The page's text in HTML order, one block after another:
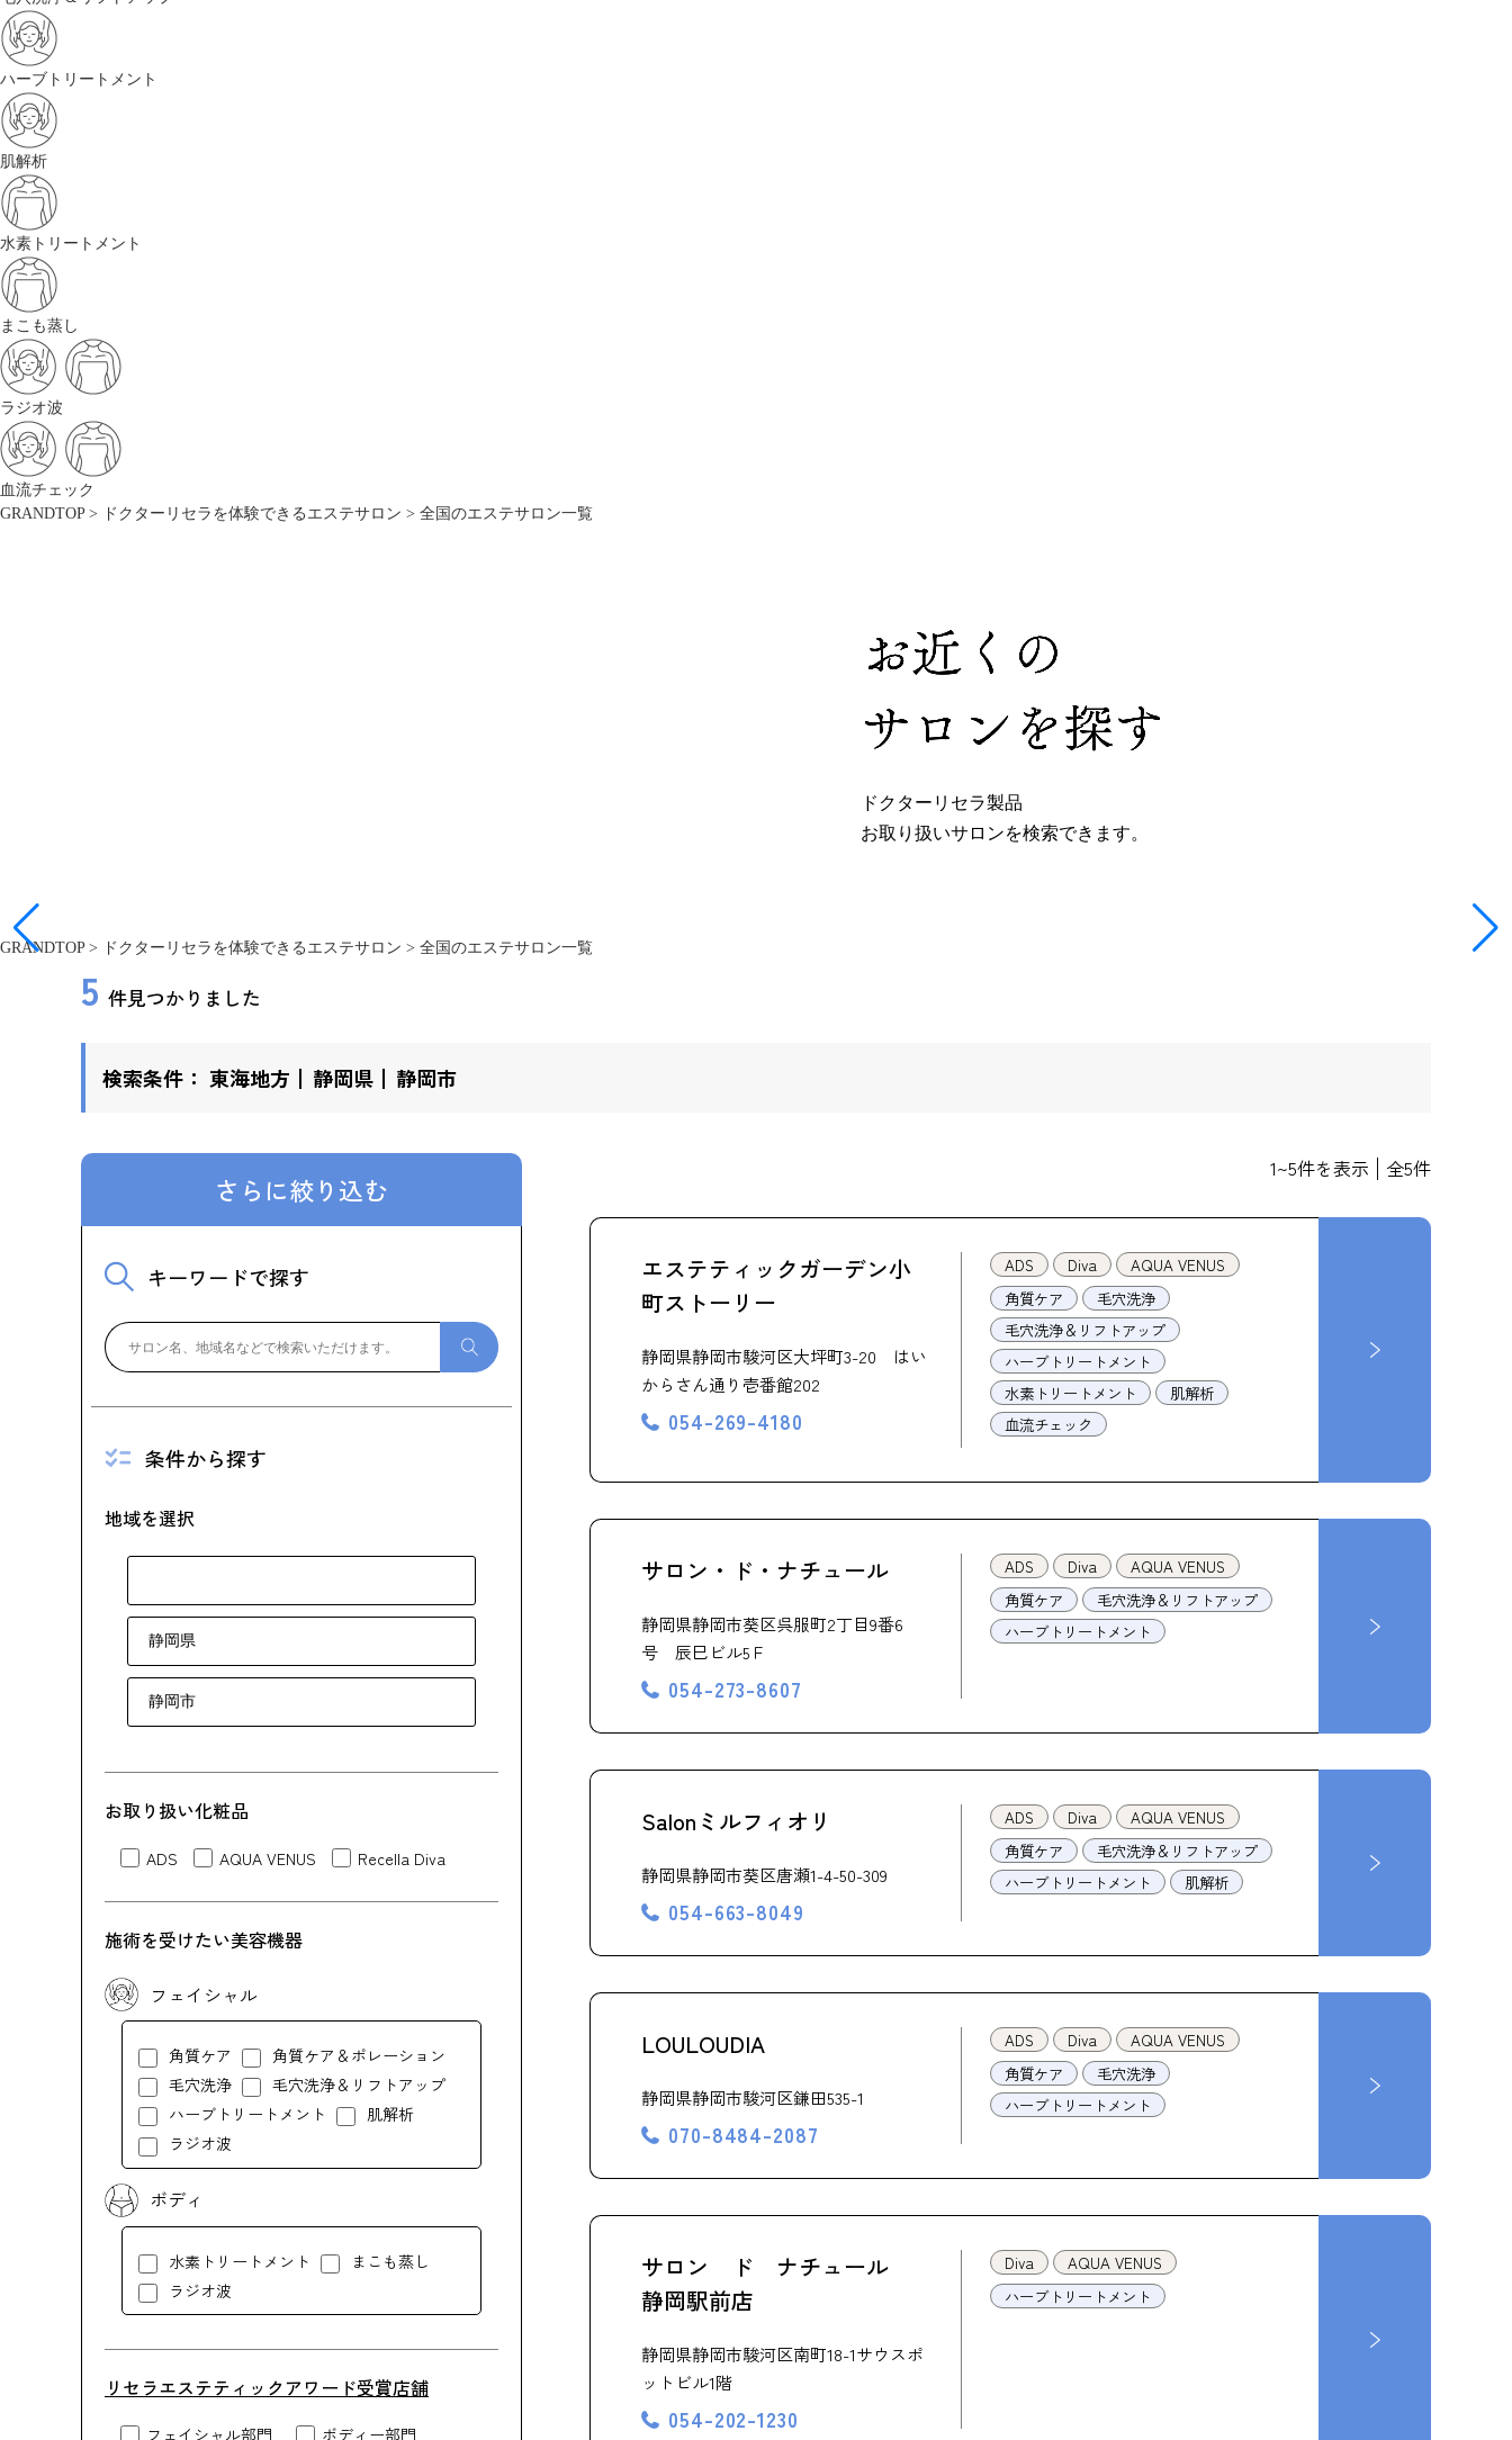
ハーブトリートメント
肌解析
水素トリートメント
まこも蒸し
ラジオ波
血流チェック
GRANDTOP> ドクターリセラを体験できるエステサロン > 全国のエステサロン一覧
お近くの
サロンを探す
ドクターリセラ製品
お取り扱いサロンを検索できます。
GRANDTOP> ドクターリセラを体験できるエステサロン > 全国のエステサロン一覧
5 件見つかりました
検索条件： 東海地方 静岡県 静岡市
さらに絞り込む
キーワードで探す
条件から探す
地域を選択
お取り扱い化粧品
ADS AQUA VENUS Recella Diva
施術を受けたい美容機器
フェイシャル
角質ケア
角質ケア＆ポレーション
毛穴洗浄
毛穴洗浄＆リフトアップ
ハーブトリートメント
肌解析
ラジオ波
ボディ
水素トリートメント
まこも蒸し
ラジオ波
リセラエステティックアワード受賞店舗
フェイシャル部門 ボディー部門
1~5件を表示 全5件
エステティックガーデン小
町ストーリー
静岡県静岡市駿河区大坪町3-20 はい
からさん通り壱番館202
054-269-4180
ADS Diva
AQUA VENUS
角質ケア
毛穴洗浄
毛穴洗浄＆リフトアップ
ハーブトリートメント
水素トリートメント
肌解析
血流チェック
サロン・ド・ナチュール
静岡県静岡市葵区呉服町2丁目9番6
号 辰巳ビル5Ｆ
054-273-8607
ADS Diva
AQUA VENUS
角質ケア
毛穴洗浄＆リフトアップ
ハーブトリートメント
Salonミルフィオリ
静岡県静岡市葵区唐瀬1-4-50-309
054-663-8049
ADS Diva
AQUA VENUS
角質ケア
毛穴洗浄＆リフトアップ
ハーブトリートメント
肌解析
LOULOUDIA
静岡県静岡市駿河区鎌田535-1
070-8484-2087
ADS Diva
AQUA VENUS
角質ケア
毛穴洗浄
ハーブトリートメント
サロン ド ナチュール
静岡駅前店
静岡県静岡市駿河区南町18-1サウスポ
ットビル1階
054-202-1230
Diva
AQUA VENUS
ハーブトリートメント